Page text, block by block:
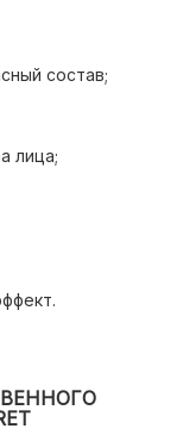
состав;
лица;